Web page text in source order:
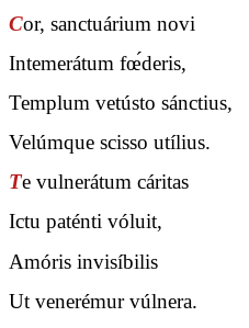
Cor, sanctuárium novi
Intemerátum fœ́deris,
Templum vetústo sánctius,
Velúmque scisso utílius.
Te vulnerátum cáritas
Ictu paténti vóluit,
Amóris invisíbilis
Ut venerémur vúlnera.